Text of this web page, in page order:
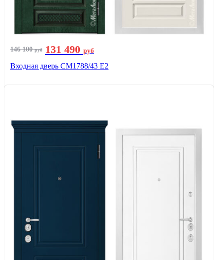
146 100руб 131 490 руб
Входная дверь СМ1788/43 E2